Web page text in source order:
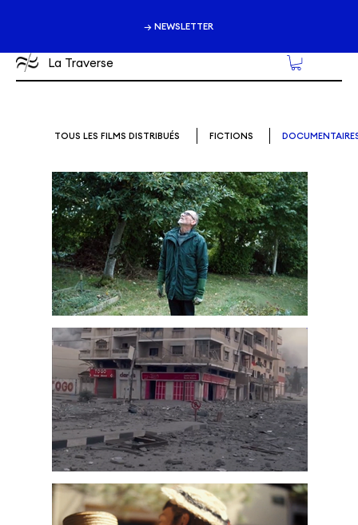
→ NEWSLETTER
La Traverse
TOUS LES FILMS DISTRIBUÉS FICTIONS